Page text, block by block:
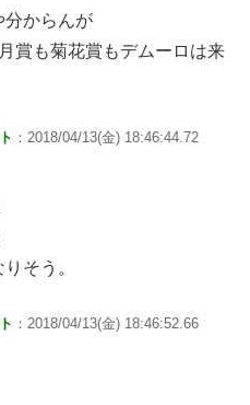
分からんが
賞も菊花賞もデムーロは来
：2018/04/13(金) 18:46:44.72
そう。
：2018/04/13(金) 18:46:52.66